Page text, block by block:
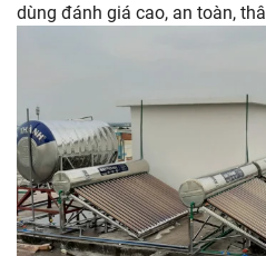
dùng đánh giá cao, an toàn,